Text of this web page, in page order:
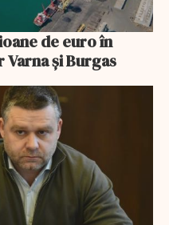
de euro în
și Burgas